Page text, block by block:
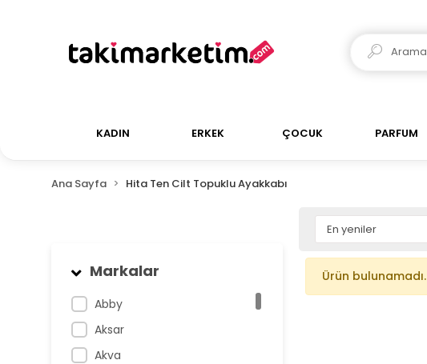
KADIN ERKEK ÇOCUK PARFUM
Ana Sayfa Hita Ten Cilt Topuklu Ayakkabı
Markalar
Abby
Aksar
Akva
Ürün bulunamadı.